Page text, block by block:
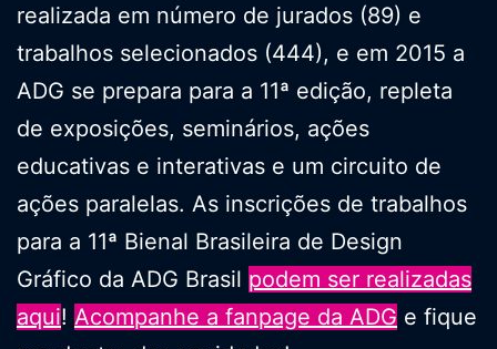
realizada em número de jurados (89) e
trabalhos selecionados (444), e em 2015 a
ADG se prepara para a 11ª edição, repleta
de exposições, seminários, ações
educativas e interativas e um circuito de
ações paralelas. As inscrições de trabalhos
para a 11ª Bienal Brasileira de Design
Gráfico da ADG Brasil podem ser realizadas
aqui! Acompanhe a fanpage da ADG e fique